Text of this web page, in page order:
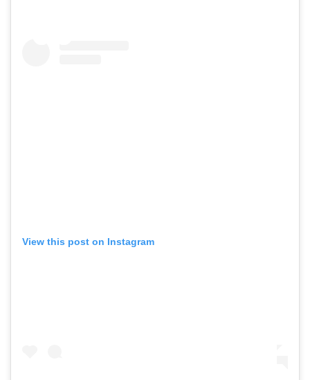
View this post on Instagram